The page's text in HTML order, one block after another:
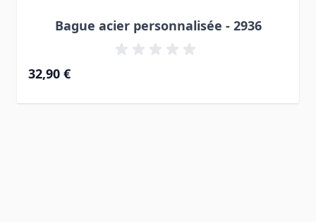
Bague acier personnalisée - 2936
32,90 €